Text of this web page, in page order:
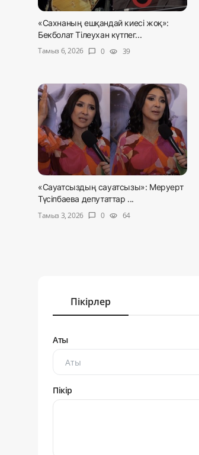
«Сахнаның ешқандай киесі жоқ»:
Бекболат Тілеухан күтпег...
Тамыз 6, 2026
chat_bubble 0 visibility 39
«Сауатсыздың сауатсызы»: Меруерт
Түсіпбаева депутаттар ...
Тамыз 3, 2026 chat_bubble 0 visibility 64
Пікірлер
Аты
Пікір